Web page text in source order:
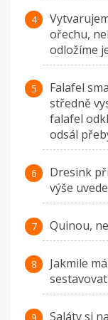
ořechu,
odložíme
Falafel
středně
falafel
odsál
Dresink
výše
Quinou,
Jakmile
Saláty si